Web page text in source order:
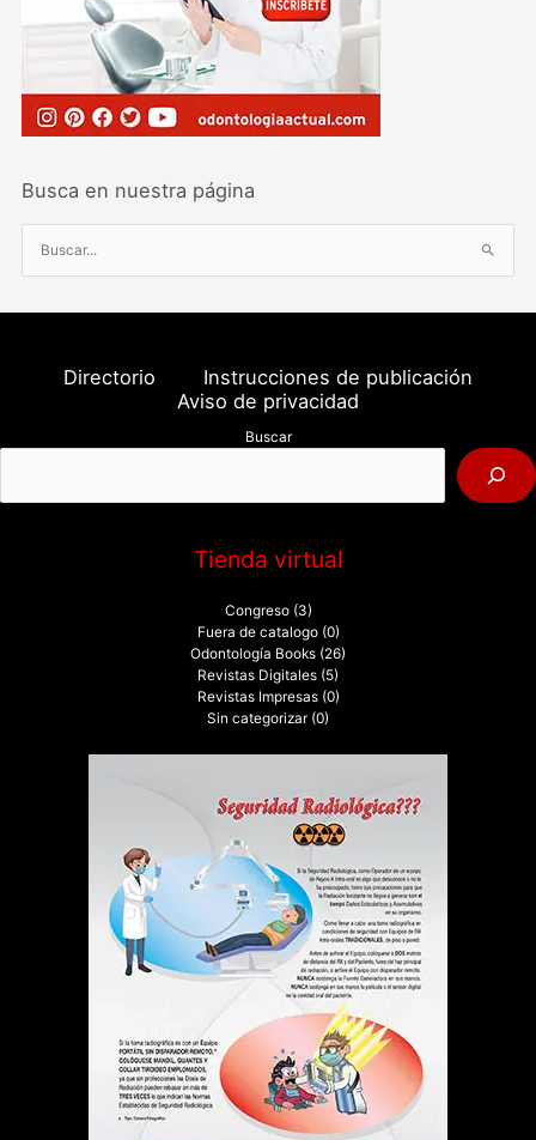
Busca en nuestra página
u
s
o
:
Directorio
Instrucciones de publicación
Aviso de privacidad
Buscar
Tienda virtual
Congreso (3)
Fuera de catalogo (0)
Odontología Books (26)
Revistas Digitales (5)
Revistas Impresas (0)
Sin categorizar (0)